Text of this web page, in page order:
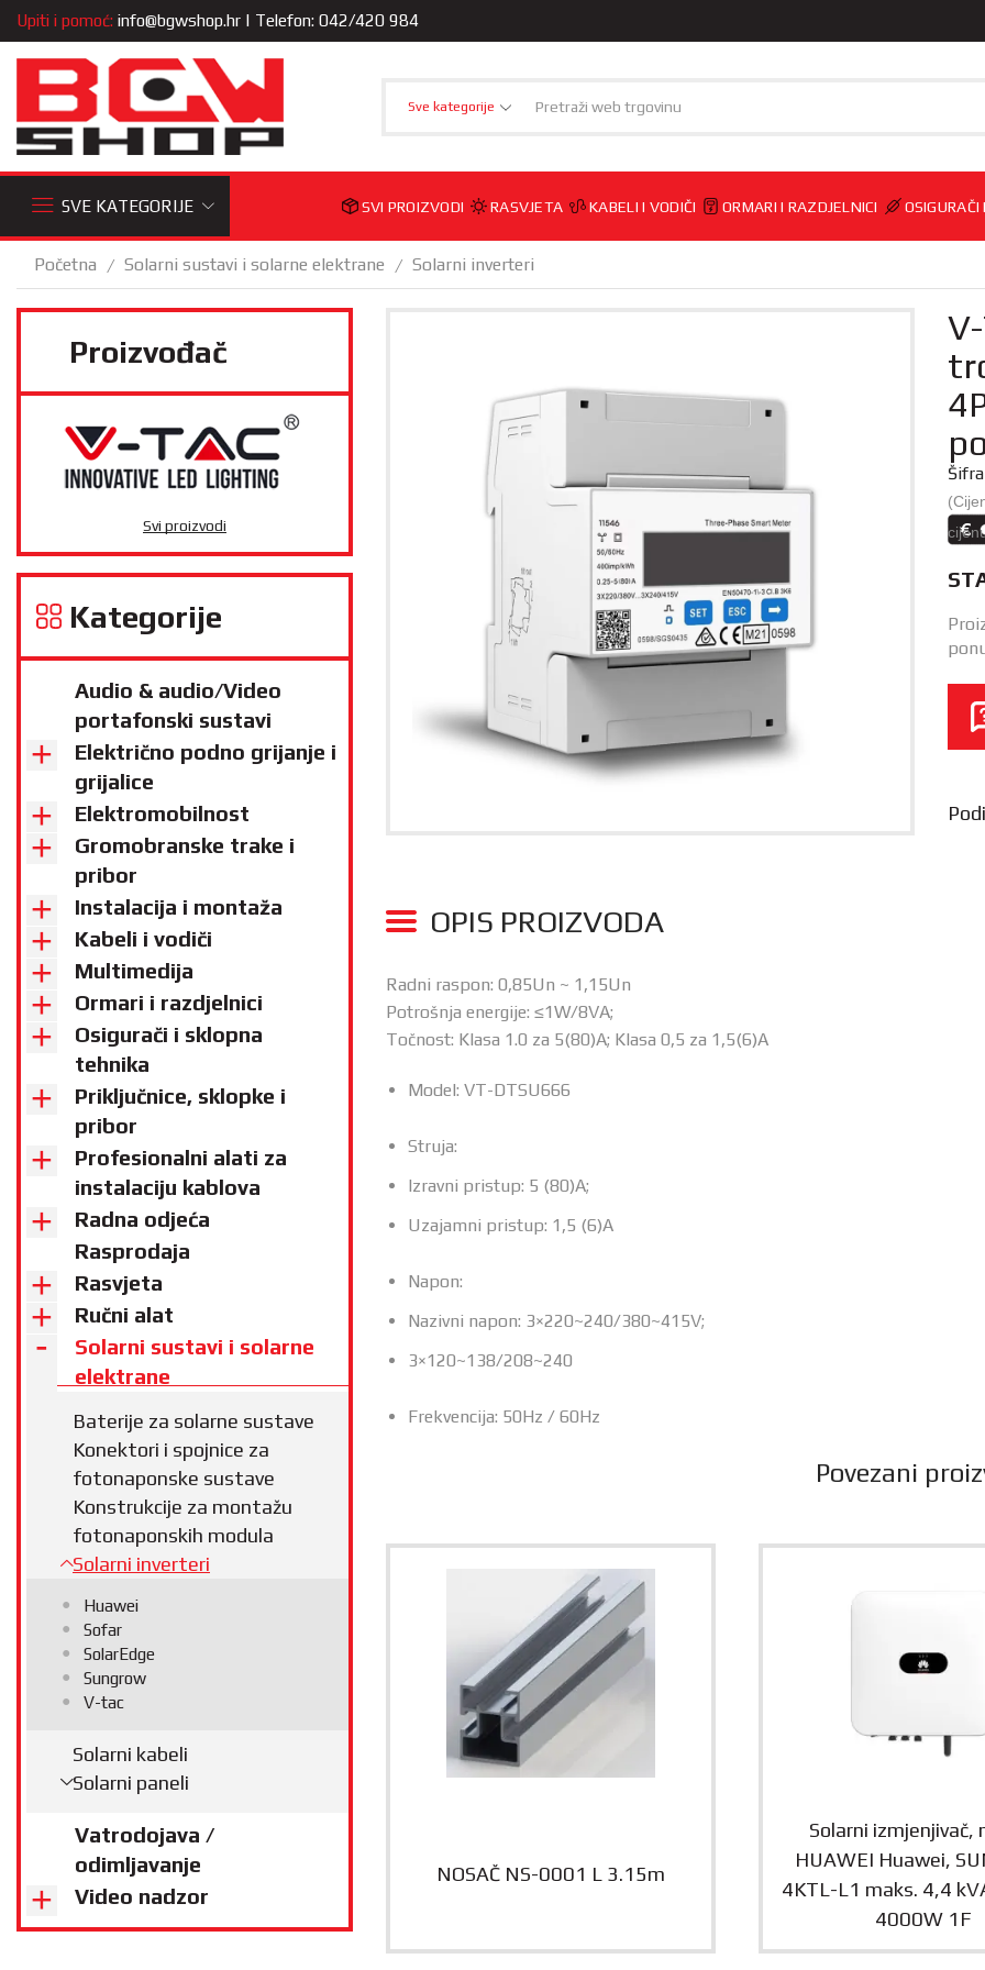
Upiti i pomoć: info@bgwshop.hr | Telefon: 042/420 984
Sve kategorije
SVE KATEGORIJE SVI PROIZVODI RASVJETA KABELI I VODIČI ORMARI I RAZDJELNICI OSIGURAČI
Početna / Solarni sustavi i solarne elektrane / Solarni inverteri
Proizvođač
Svi proizvodi
Kategorije
Audio & audio/Video
portafonski sustavi
Električno podno grijanje i
grijalice
Elektromobilnost
Gromobranske trake i
pribor
Instalacija i montaža
Kabeli i vodiči
Multimedija
Ormari i razdjelnici
Osigurači i sklopna
tehnika
Priključnice, sklopke i
pribor
Profesionalni alati za
instalaciju kablova
Radna odjeća
Rasprodaja
Rasvjeta
Ručni alat
Solarni sustavi i solarne
elektrane
Baterije za solarne sustave
Konektori i spojnice za
fotonaponske sustave
Konstrukcije za montažu
fotonaponskih modula
Solarni inverteri
Huawei
Sofar
SolarEdge
Sungrow
V-tac
Solarni kabeli
Solarni paneli
Vatrodojava /
odimljavanje
Video nadzor
OPIS PROIZVODA
Radni raspon: 0,85Un ~ 1,15Un
Potrošnja energije: ≤1W/8VA;
Točnost: Klasa 1.0 za 5(80)A; Klasa 0,5 za 1,5(6)A
Model: VT-DTSU666
Struja:
Izravni pristup: 5 (80)A;
Uzajamni pristup: 1,5 (6)A
Napon:
Nazivni napon: 3×220~240/380~415V;
3×120~138/208~240
Frekvencija: 50Hz / 60Hz
Povezani
NOSAČ NS-0001 L 3.15m
Solarni izmjenjivač,
HUAWEI Huawei,
4KTL-L1 maks. 4,4
4000W 1F